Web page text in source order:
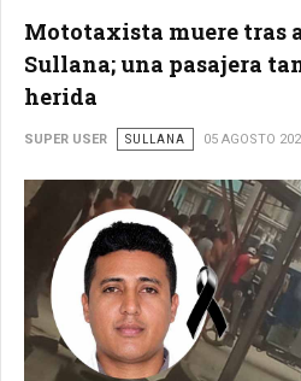
Mototaxista muere tras
Sullana; una pasajera
herida
SUPER USER SULLANA 05 AGOSTO